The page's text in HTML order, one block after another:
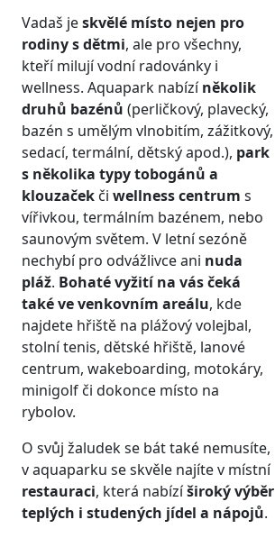
Vadaš jeskvělé místo nejen pro
rodiny s dětmi, ale pro všechny,
kteří milují vodní radovánky i
wellness. Aquapark nabízíněkolik
druhů bazénů (perličkový, plavecký,
bazén s umělým vlnobitím, zážitkový,
sedací, termální, dětský apod.), park
s několika typy tobogánů a
klouzaček či wellness centrum s
vířivkou, termálním bazénem, nebo
saunovým světem. V letní sezóně
nechybí pro odvážlivce ani nuda
pláž. Bohaté vyžití na vás čeká
také ve venkovním areálu, kde
najdete hřiště na plážový volejbal,
stolní tenis, dětské hřiště, lanové
centrum, wakeboarding, motokáry,
minigolf či dokonce místo na
rybolov.
O svůj žaludek se bát také nemusíte,
v aquaparku se skvěle najíte v místní
restauraci, která nabízíširoký výběr
teplých i studených jídel a nápojů.